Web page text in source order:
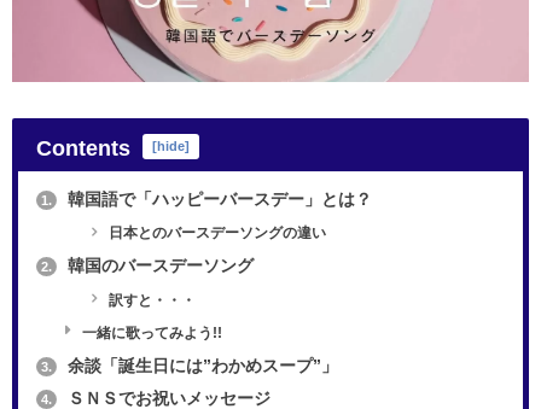
Contents [hide]
1. 韓国語で「ハッピーバースデー」とは？
日本とのバースデーソングの違い
2. 韓国のバースデーソング
訳すと・・・
一緒に歌ってみよう!!
3. 余談「誕生日には”わかめスープ”」
4. ＳＮＳでお祝いメッセージ